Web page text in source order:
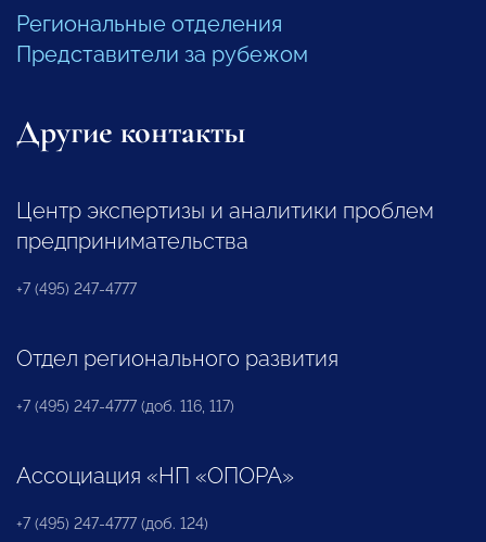
Региональные отделения
Представители за рубежом
Другие контакты
Центр экспертизы и аналитики проблем
предпринимательства
+7 (495) 247-4777
Отдел регионального развития
+7 (495) 247-4777 (доб. 116, 117)
Ассоциация «НП «ОПОРА»
+7 (495) 247-4777 (доб. 124)